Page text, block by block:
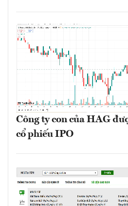
Công ty con của HAG
cổ phiếu IPO